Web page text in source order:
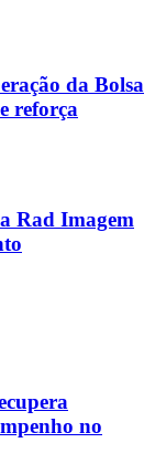
da Bolsa
reforça
Rad Imagem
no